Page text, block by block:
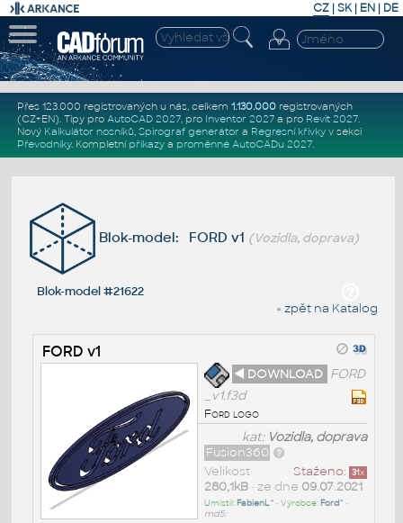
CZ | SK| EN | DE
Přes 123.000 registrovaných u nás, celkem 1.130.000registrovaných
(CZ+EN). Tipy pro AutoCAD 2027, pro Inventor 2027a pro Revit 2027.
Nový Kalkulátor nosníků, Spirograf generátor a Regresní křivkyv sekci
Převodníky. Kompletní příkazya proměnné AutoCADu 2027.
Blok-model: FORD v1 (Vozidla, doprava)
Blok-model #21622
« zpět na Katalog
FORD v1
◄ DOWNLOAD FORD
_v1.f3d
Ford logo
kat: Vozidla, doprava
Fusion360
Staženo: 31x
Velikost
280,1kB• ze dne 09.07.2021
Umístil: FabienL^ • Výrobce: Ford^ •
md5: